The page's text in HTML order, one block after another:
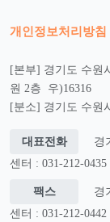
개인정보처리방침
[본부] 경기도 수원
원 2층 우)16316
[분소] 경기도 수원
대표전화
경
센터 : 031-212-0435
팩스
경
센터 : 031-212-0442